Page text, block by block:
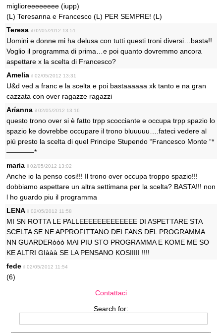
miglioreeeeeeee (iupp)
(L) Teresanna e Francesco (L) PER SEMPRE! (L)
Teresa il 02/05/2012 13:51
Uomini e donne mi ha delusa con tutti questi troni diversi…basta!!
Voglio il programma di prima…e poi quanto dovremmo ancora
aspettare x la scelta di Francesco?
Amelia il 02/05/2012 13:31
U&d ved a franc e la scelta e poi bastaaaaaa xk tanto e na gran
cazzata con over ragazze ragazzi
Aríanna il 02/05/2012 13:16
questo trono over si è fatto trpp scocciante e occupa trpp spazio lo
spazio ke dovrebbe occupare il trono bluuuuu….fateci vedere al
piú presto la scelta di quel Principe Stupendo “Francesco Monte “*
————*
maria il 02/05/2012 13:02
Anche io la penso cosi!!! Il trono over occupa troppo spazio!!!
dobbiamo aspettare un altra settimana per la scelta? BASTA!!! non
l ho guardo piu il programma
LENA il 02/05/2012 11:58
MI SN ROTTA LE PALLEEEEEEEEEEEEE DI ASPETTARE STA
SCELTA SE NE APPROFITTANO DEI FANS DEL PROGRAMMA
NN GUARDERòòò MAI PIU STO PROGRAMMA E KOME ME SO
KE ALTRI GIààà SE LA PENSANO KOSIIIII !!!!
fede il 02/05/2012 11:54
(6)
Contattaci
Search for: